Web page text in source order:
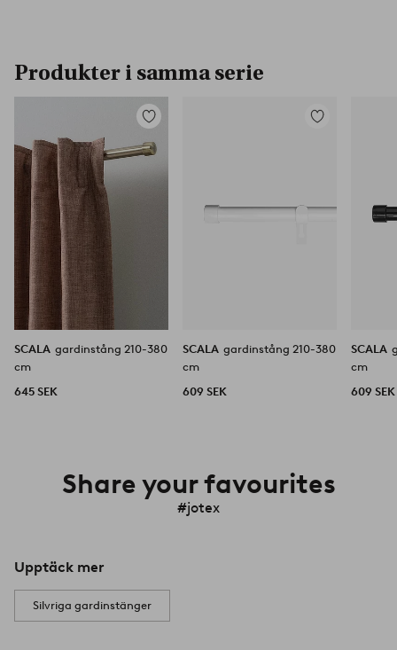
Produkter i samma serie
Lägg
i
favoriter
SCALA gardinstång 210-380
cm
645 SEK
Lägg
SCALA gardinstång 210-380
cm
609 SEK
SCALA
cm
609 SEK
Share your favourites
#jotex
Upptäck mer
Silvriga gardinstänger